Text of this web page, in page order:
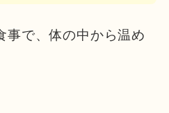
事で、体の中から温め